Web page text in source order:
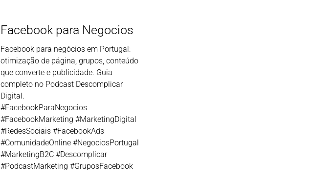
Facebook para Negocios
Facebook para negócios em Portugal:
otimização de página, grupos, conteúdo
que converte e publicidade. Guia
completo no Podcast Descomplicar
Digital.
#FacebookParaNegocios
#FacebookMarketing #MarketingDigital
#RedesSociais #FacebookAds
#ComunidadeOnline #NegociosPortugal
#MarketingB2C #Descomplicar
#PodcastMarketing #GruposFacebook